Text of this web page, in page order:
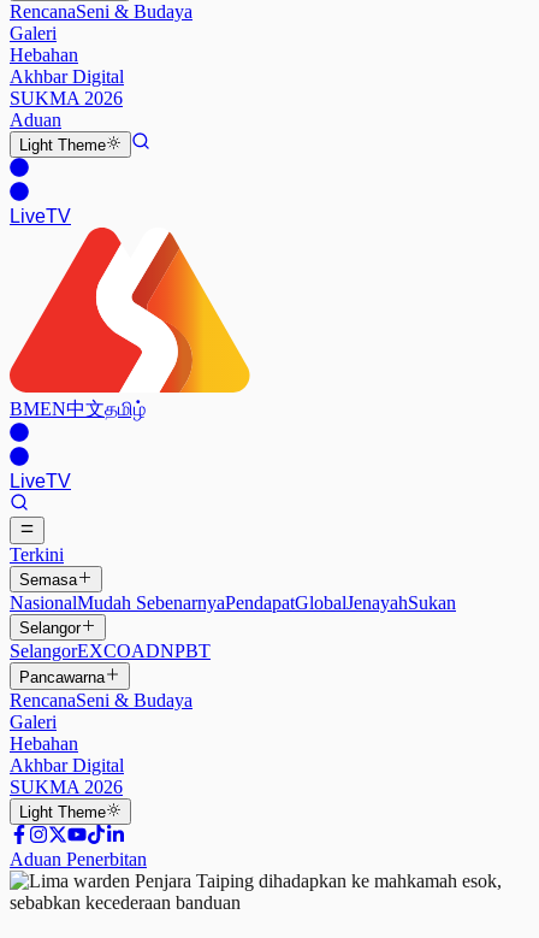
RencanaSeni & Budaya
Galeri
Hebahan
Akhbar Digital
SUKMA 2026
Aduan
Light Theme
LiveTV
BMEN中文தமிழ்
LiveTV
Terkini
Semasa
NasionalMudah SebenarnyaPendapatGlobalJenayahSukan
Selangor
SelangorEXCOADNPBT
Pancawarna
RencanaSeni & Budaya
Galeri
Hebahan
Akhbar Digital
SUKMA 2026
Light Theme
Aduan Penerbitan